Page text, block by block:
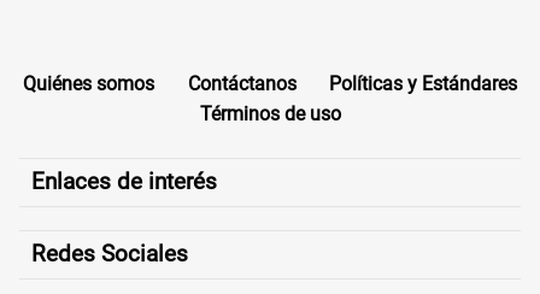
Quiénes somos Contáctanos
Políticas y Estándares
Términos de uso
Enlaces de interés
Redes Sociales